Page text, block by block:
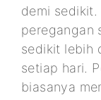
demi sedikit.
peregangan
sedikit lebih
setiap hari.
biasanya